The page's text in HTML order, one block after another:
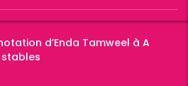
d’Enda Tamweel à A